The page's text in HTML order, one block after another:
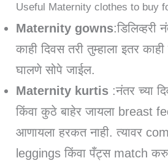
Useful Maternity clothes to buy
Maternity gowns
काही दिवस तरी तुम्हाला इतर काही
घालणे सोपे जाईल.
Maternity kurtis :नंतर च्या
किंवा कुठे बाहेर जायला breast
आणायला हरकत नाही. त्यावर
leggings किंवा पँट्स match